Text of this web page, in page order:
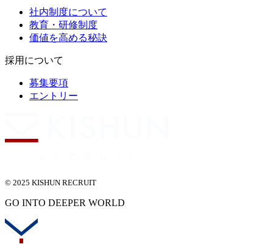
社内制度について
教育・研修制度
価値を高める秘訣
採用について
募集要項
エントリー
© 2025 KISHUN RECRUIT
GO INTO DEEPER WORLD